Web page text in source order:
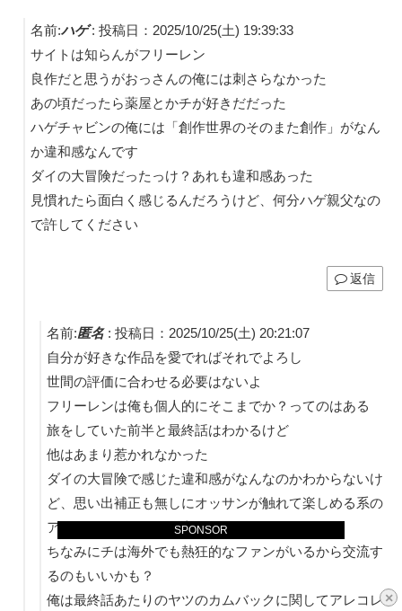
×
SPONSOR
名前:ハゲ: 投稿日：2025/10/25(土) 19:39:33
サイトは知らんがフリーレン
良作だと思うがおっさんの俺には刺さらなかった
あの頃だったら薬屋とかチが好きだだった
ハゲチャビンの俺には「創作世界のそのまた創作」がなん
か違和感なんです
ダイの大冒険だったっけ？あれも違和感あった
見慣れたら面白く感じるんだろうけど、何分ハゲ親父なの
で許してください
返信
名前:匿名: 投稿日：2025/10/25(土) 20:21:07
自分が好きな作品を愛でればそれでよろし
世間の評価に合わせる必要はないよ
フリーレンは俺も個人的にそこまでか？ってのはある
旅をしていた前半と最終話はわかるけど
他はあまり惹かれなかった
ダイの大冒険で感じた違和感がなんなのかわからないけ
ど、思い出補正も無しにオッサンが触れて楽しめる系の
アニメではないから仕方なし
ちなみにチは海外でも熱狂的なファンがいるから交流す
るのもいいかも？
俺は最終話あたりのヤツのカムバックに関してアレコレ